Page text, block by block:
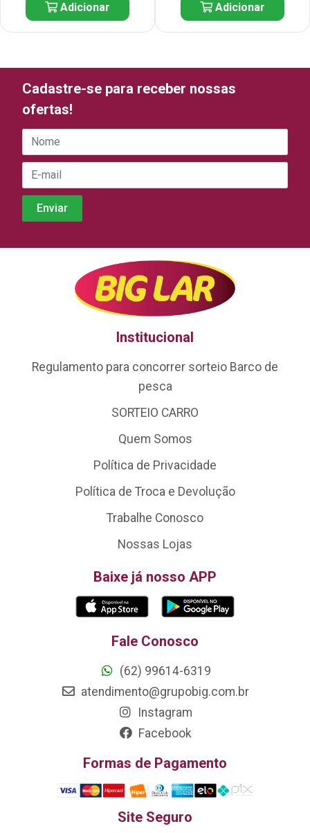
Adicionar Adicionar
Cadastre-se para receber nossas
ofertas!
Institucional
Regulamento para concorrer sorteio Barco de
pesca
SORTEIO CARRO
Quem Somos
Política de Privacidade
Política de Troca e Devolução
Trabalhe Conosco
Nossas Lojas
Baixe já nosso APP
Fale Conosco
(62) 99614-6319
atendimento@grupobig.com.br
Instagram
Facebook
Formas de Pagamento
Site Seguro